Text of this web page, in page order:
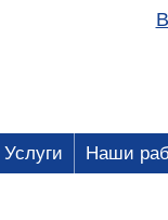
Услуги Наши